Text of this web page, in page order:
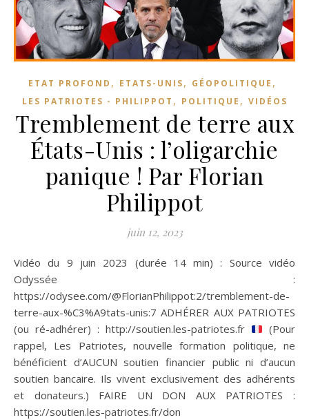
ETAT PROFOND , ETATS-UNIS, GÉOPOLITIQUE ,
LES PATRIOTES - PHILIPPOT , POLITIQUE , VIDÉOS
Tremblement de terre aux
États-Unis : l’oligarchie
panique ! Par Florian
Philippot
juin 12, 2023
Vidéo du 9 juin 2023 (durée 14 min) : Source vidéo
Odyssée :
https://odysee.com/@FlorianPhilippot:2/tremblement-de-
terre-aux-%C3%A9tats-unis:7 ADHÉRER AUX PATRIOTES
(ou ré-adhérer) : http://soutien.les-patriotes.fr
(Pour
rappel, Les Patriotes, nouvelle formation politique, ne
bénéficient d’AUCUN soutien financier public ni d’aucun
soutien bancaire. Ils vivent exclusivement des adhérents
et donateurs.) FAIRE UN DON AUX PATRIOTES :
https://soutien.les-patriotes.fr/don